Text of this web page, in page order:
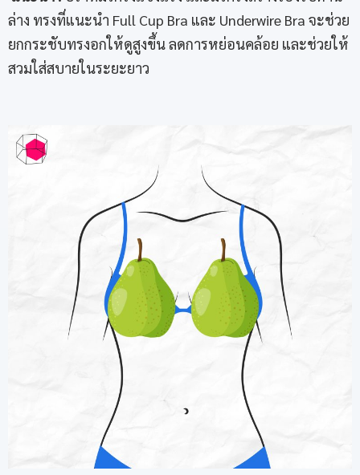
ล่าง ทรงที่แนะนำ Full Cup Bra และ Underwire Bra จะช่วย
ยกกระชับทรงอกให้ดูสูงขึ้น ลดการหย่อนคล้อย และช่วยให้
สวมใส่สบายในระยะยาว